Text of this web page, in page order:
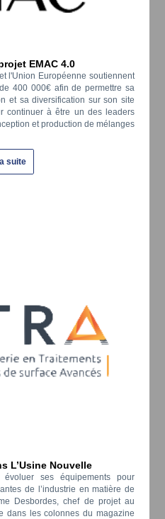
EMAC 4.0
l'Union Européenne soutiennent
400 000€ afin de permettre sa
et sa diversification sur son site
continuer à être un des leaders
et production de mélanges
suite
L’Usine Nouvelle
ses équipements pour
de l’industrie en matière de
Desbordes, chef de projet au
dans les colonnes du magazine